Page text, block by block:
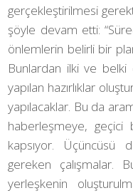
gerçekleştirilmesi
şöyle devam etti:
önlemlerin belirli bir
Bunlardan ilki ve
yapılan hazırlıklar
yapılacaklar. Bu da
haberleşmeye, geçici
kapsıyor. Üçüncüsü
gereken çalışmalar.
yerleşkenin